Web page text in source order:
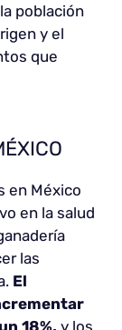
población
y el
que
en México
en la salud
las
El